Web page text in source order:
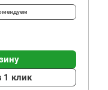
1 клик